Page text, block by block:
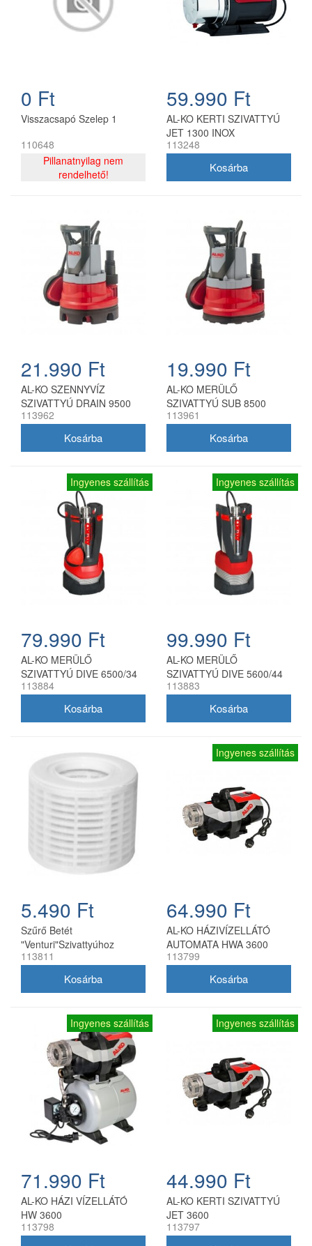
0 Ft
Visszacsapó Szelep 1
110648
Pillanatnyilag nem
rendelhető!
59.990 Ft
AL-KO KERTI SZIVATTYÚ
JET 1300 INOX
113248
21.990 Ft
AL-KO SZENNYVÍZ
SZIVATTYÚ DRAIN 9500
EASY
113962
19.990 Ft
AL-KO MERÜLŐ
SZIVATTYÚ SUB 8500
EASY
113961
Ingyenes szállítás
79.990 Ft
AL-KO MERÜLŐ
SZIVATTYÚ DIVE 6500/34
113884
Ingyenes szállítás
99.990 Ft
AL-KO MERÜLŐ
SZIVATTYÚ DIVE 5600/44
113883
5.490 Ft
Szűrő Betét
"Venturi"Szivattyúhoz
113811
Ingyenes szállítás
64.990 Ft
AL-KO HÁZIVÍZELLÁTÓ
AUTOMATA HWA 3600
113799
Ingyenes szállítás
71.990 Ft
AL-KO HÁZI VÍZELLÁTÓ
HW 3600
113798
Ingyenes szállítás
44.990 Ft
AL-KO KERTI SZIVATTYÚ
JET 3600
113797